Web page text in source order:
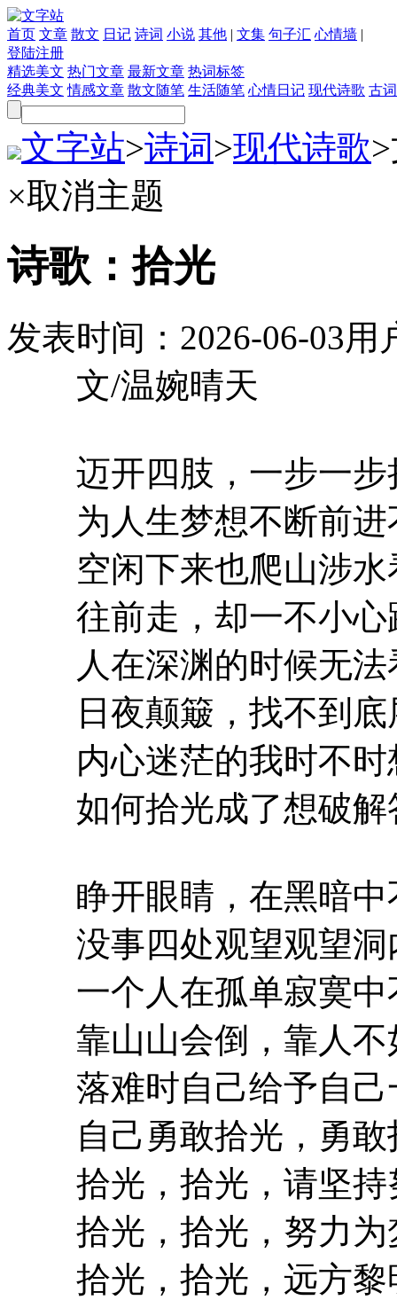
首页 文章 散文 日记 诗词 小说 其他 | 文集 句子汇 心情墙 |
登陆注册
精选美文 热门文章 最新文章 热词标签
经典美文 情感文章 散文随笔 生活随笔 心情日记 现代诗歌 古
文字站>诗词>现代诗歌>
×取消主题
诗歌：拾光
发表时间： 2026-06-03用
文/温婉晴天
迈开四肢，一步一步
为人生梦想不断前进
空闲下来也爬山涉水
往前走，却一不小心
人在深渊的时候无法
日夜颠簸，找不到底
内心迷茫的我时不时
如何拾光成了想破解
睁开眼睛，在黑暗中
没事四处观望观望洞
一个人在孤单寂寞中
靠山山会倒，靠人不
落难时自己给予自己
自己勇敢拾光，勇敢
拾光，拾光，请坚持
拾光，拾光，努力为
拾光，拾光，远方黎